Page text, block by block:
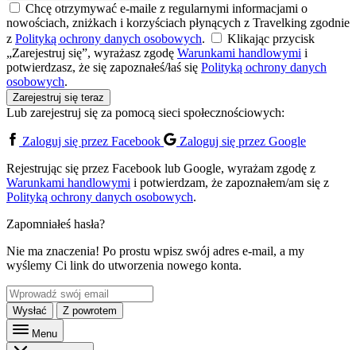
Chcę otrzymywać e-maile z regularnymi informacjami o
nowościach, zniżkach i korzyściach płynących z Travelking zgodnie
z Polityką ochrony danych osobowych.
Klikając przycisk
„Zarejestruj się”, wyrażasz zgodę Warunkami handlowymi i
potwierdzasz, że się zapoznałeś/łaś się Polityką ochrony danych
osobowych.
Zarejestruj się teraz
Lub zarejestruj się za pomocą sieci społecznościowych:
Zaloguj się przez Facebook
Zaloguj się przez Google
Rejestrując się przez Facebook lub Google, wyrażam zgodę z
Warunkami handlowymi i potwierdzam, że zapoznałem/am się z
Polityką ochrony danych osobowych.
Zapomniałeś hasła?
Nie ma znaczenia! Po prostu wpisz swój adres e-mail, a my
wyślemy Ci link do utworzenia nowego konta.
Wysłać
Z powrotem
Menu